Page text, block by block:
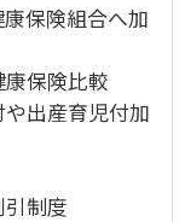
保険組合へ加
保険比較
出産育児付加
制度